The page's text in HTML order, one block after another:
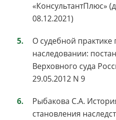
«КонсультантПлюс»
08.12.2021)
О судебной практике
наследовании:
Верховного суда
29.05.2012 N 9
Рыбакова С.А.
становления